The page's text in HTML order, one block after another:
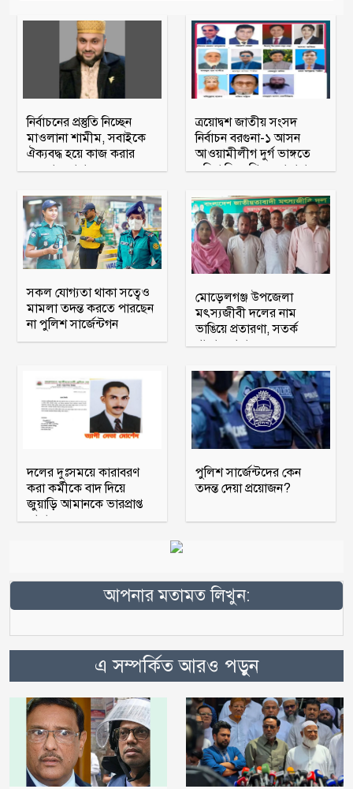
নির্বাচনের প্রস্তুতি নিচ্ছেন
মাওলানা শামীম, সবাইকে
ঐক্যবদ্ধ হয়ে কাজ করার
অহব্বান জানান
ত্রয়োদ্বশ জাতীয় সংসদ
নির্বাচন বরগুনা-১ আসন
আওয়ামীলীগ দুর্গ ভাঙ্গতে
মরিয়া বিএনপি ও জামায়াত
সকল যোগ্যতা থাকা সত্বেও
মামলা তদন্ত করতে পারছেন
না পুলিশ সার্জেন্টগন
মোড়েলগঞ্জ উপজেলা
মৎস্যজীবী দলের নাম
ভাঙিয়ে প্রতারণা, সতর্ক
থাকার আহ্বান
দলের দুঃসময়ে কারাবরণ
করা কর্মীকে বাদ দিয়ে
জুয়াড়ি আমানকে ভারপ্রাপ্ত
আহ্বায়ক
পুলিশ সার্জেন্টদের কেন
তদন্ত দেয়া প্রয়োজন?
আপনার মতামত লিখুন:
এ সম্পর্কিত আরও পড়ুন